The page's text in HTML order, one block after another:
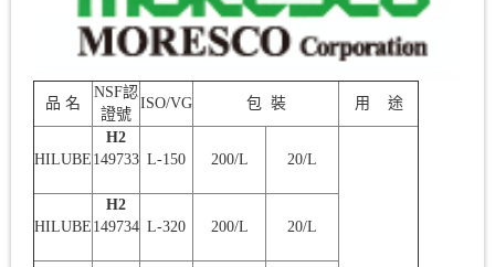
品 名
NSF認
證號
ISO/VG 包 裝 用 途
HILUBE
H2
149733 L-150 200/L 20/L
HILUBE
H2
149734 L-320 200/L 20/L